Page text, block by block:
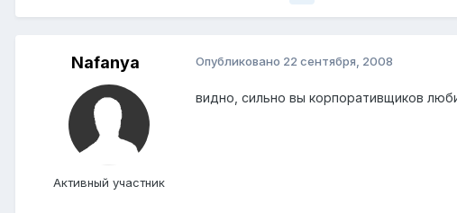
Nafanya
Активный участник
Опубликовано 22 сентября, 2008
видно, сильно вы корпоративщиков